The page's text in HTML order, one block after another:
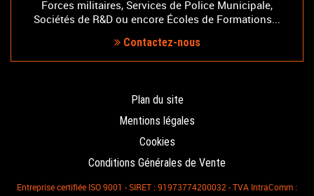
Forces militaires, Services de Police Municipale,
Sociétés de R&D ou encore Écoles de Formations...
Contactez-nous
Plan du site
Mentions légales
Cookies
Conditions Générales de Vente
Entreprise certifiée ISO 9001 - SIRET : 91973774200032 - TVA IntraComm :